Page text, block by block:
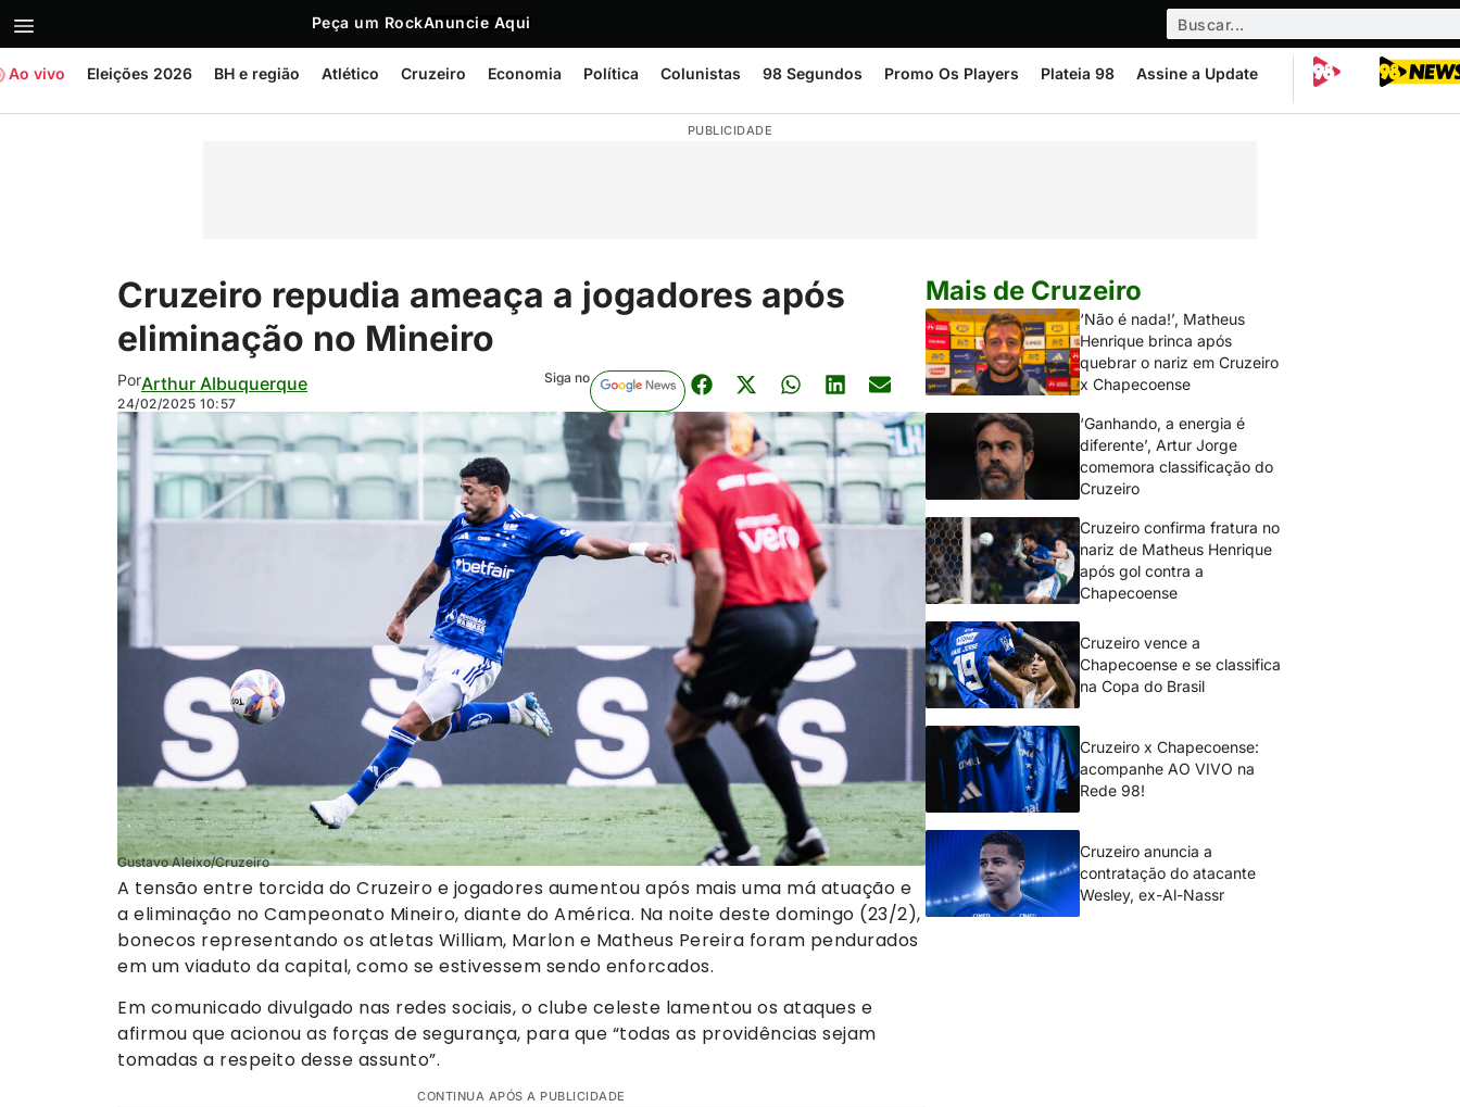
Peça um RockAnuncie Aqui
Ao vivo Eleições 2026 BH e região Atlético Cruzeiro Economia Política Colunistas 98 Segundos Promo Os Players Plateia 98 Assine a Update
PUBLICIDADE
Cruzeiro repudia ameaça a jogadores após
eliminação no Mineiro
PorArthur Albuquerque
24/02/2025 10:57
Siga no
Gustavo Aleixo/Cruzeiro
A tensão entre torcida do Cruzeiro e jogadores aumentou após mais uma má atuação e
a eliminação no Campeonato Mineiro, diante do América. Na noite deste domingo (23/2),
bonecos representando os atletas William, Marlon e Matheus Pereira foram pendurados
em um viaduto da capital, como se estivessem sendo enforcados.
Em comunicado divulgado nas redes sociais, o clube celeste lamentou os ataques e
afirmou que acionou as forças de segurança, para que “todas as providências sejam
tomadas a respeito desse assunto”.
CONTINUA APÓS A PUBLICIDADE
Mais de Cruzeiro
‘Não é nada!’, Matheus
Henrique brinca após
quebrar o nariz em Cruzeiro
x Chapecoense
‘Ganhando, a energia é
diferente’, Artur Jorge
comemora classificação do
Cruzeiro
Cruzeiro confirma fratura no
nariz de Matheus Henrique
após gol contra a
Chapecoense
Cruzeiro vence a
Chapecoense e se classifica
na Copa do Brasil
Cruzeiro x Chapecoense:
acompanhe AO VIVO na
Rede 98!
Cruzeiro anuncia a
contratação do atacante
Wesley, ex-Al-Nassr